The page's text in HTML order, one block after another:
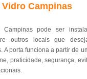
Campinas
pode ser
outros locais que
A porta funciona a partir de
praticidade, segurança,